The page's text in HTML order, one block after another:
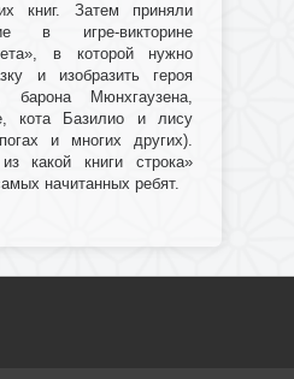
книг. Затем приняли
в игре-викторине
в которой нужно
и изобразить героя
барона Мюнхгаузена,
кота Базилио и лису
и многих других).
какой книги строка»
начитанных ребят.